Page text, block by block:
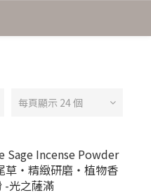
每頁顯示 24 個